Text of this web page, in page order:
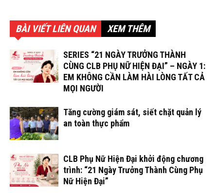
BÀI VIẾT LIÊN QUAN XEM THÊM
SERIES “21 NGÀY TRƯỞNG THÀNH
CÙNG CLB PHỤ NỮ HIỆN ĐẠI” – NGÀY 1:
EM KHÔNG CẦN LÀM HÀI LÒNG TẤT CẢ
MỌI NGƯỜI
Tăng cường giám sát, siết chặt quản lý
an toàn thực phẩm
CLB Phụ Nữ Hiện Đại khởi động chương
trình: “21 Ngày Trưởng Thành Cùng Phụ
Nữ Hiện Đại”